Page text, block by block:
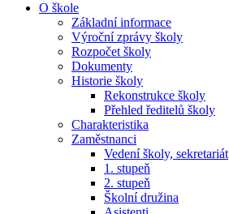
O škole
Základní informace
Výroční zprávy školy
Rozpočet školy
Dokumenty
Historie školy
Rekonstrukce školy
Přehled ředitelů školy
Charakteristika
Zaměstnanci
Vedení školy, sekretariát
1. stupeň
2. stupeň
Školní družina